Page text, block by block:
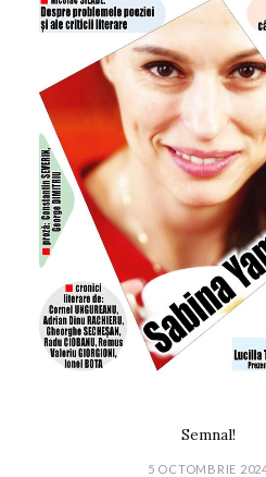
Semnal!
5 OCTOMBRIE